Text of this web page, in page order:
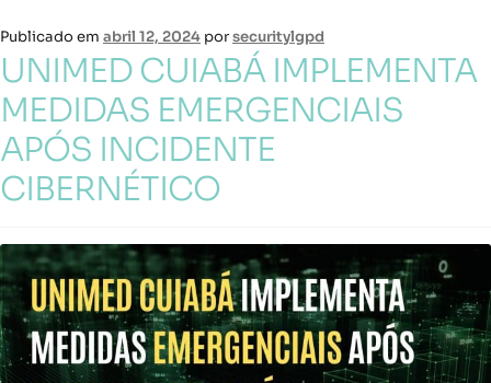
Publicado em abril 12, 2024 porsecuritylgpd
UNIMED CUIABÁ IMPLEMENTA
MEDIDAS EMERGENCIAIS
APÓS INCIDENTE
CIBERNÉTICO